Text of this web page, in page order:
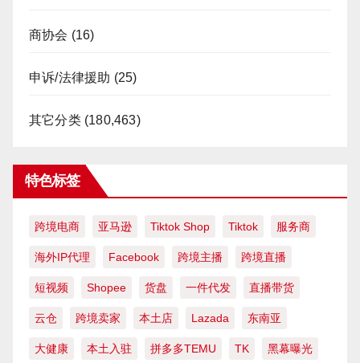
商协会 (16)
申诉/法律援助 (25)
其它分类(180,463)
特色标签
跨境电商 亚马逊 Tiktok Shop Tiktok 服务商
海外IP代理 Facebook 跨境主播 跨境直播
短视频 Shopee 货盘 一件代发 直播带货
云仓 跨境卖家 本土店 Lazada 东南亚
大健康 本土入驻 拼多多TEMU TK 黑幕曝光